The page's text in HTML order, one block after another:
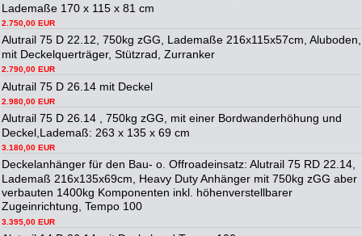
Lademaße 170 x 115 x 81 cm
2.750,00 EUR
Alutrail 75 D 22.12, 750kg zGG, Lademaße 216x115x57cm, Aluboden,
mit Deckelquerträger, Stützrad, Zurranker
2.790,00 EUR
Alutrail 75 D 26.14 mit Deckel
2.980,00 EUR
Alutrail 75 D 26.14 , 750kg zGG, mit einer Bordwanderhöhung und
Deckel,Lademaß: 263 x 135 x 69 cm
3.180,00 EUR
Deckelanhänger für den Bau- o. Offroadeinsatz: Alutrail 75 RD 22.14,
Lademaß 216x135x69cm, Heavy Duty Anhänger mit 750kg zGG aber
verbauten 1400kg Komponenten inkl. höhenverstellbarer
Zugeinrichtung, Tempo 100
3.395,00 EUR